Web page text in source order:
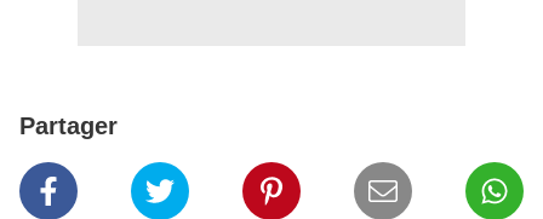
Partager